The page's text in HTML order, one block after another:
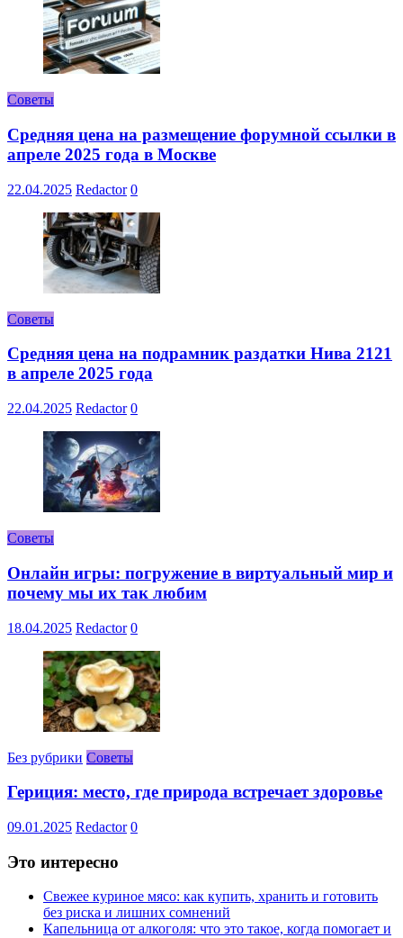
Советы
Средняя цена на размещение форумной ссылки в
апреле 2025 года в Москве
22.04.2025 Redactor 0
Советы
Средняя цена на подрамник раздатки Нива 2121
в апреле 2025 года
22.04.2025 Redactor 0
Советы
Онлайн игры: погружение в виртуальный мир и
почему мы их так любим
18.04.2025 Redactor 0
Без рубрики Советы
Гериция: место, где природа встречает здоровье
09.01.2025 Redactor 0
Это интересно
Свежее куриное мясо: как купить, хранить и готовить
без риска и лишних сомнений
Капельница от алкоголя: что это такое, когда помогает и